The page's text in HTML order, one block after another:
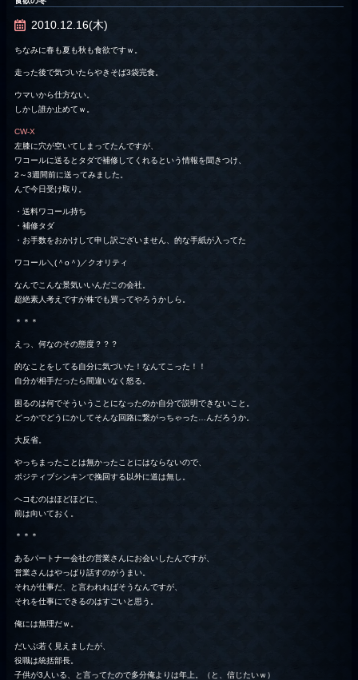
2010.12.16(木)
ちなみに春も夏も秋も食欲ですｗ。
走った後で気づいたらやきそば3袋完食。
ウマいから仕方ない。
しかし誰か止めてｗ。
CW-X
左膝に穴が空いてしまってたんですが、
ワコールに送るとタダで補修してくれるという情報を聞きつけ、
2～3週間前に送ってみました。
んで今日受け取り。
・送料ワコール持ち
・補修タダ
・お手数をおかけして申し訳ございません、的な手紙が入ってた
ワコール＼(＾o＾)／クオリティ
なんでこんな景気いいんだこの会社。
超絶素人考えですが株でも買ってやろうかしら。
＊＊＊
えっ、何なのその態度？？？
的なことをしてる自分に気づいた！なんてこった！！
自分が相手だったら間違いなく怒る。
困るのは何でそういうことになったのか自分で説明できないこと。
どっかでどうにかしてそんな回路に繋がっちゃった…んだろうか。
大反省。
やっちまったことは無かったことにはならないので、
ポジティブシンキンで挽回する以外に道は無し。
ヘコむのはほどほどに、
前は向いておく。
＊＊＊
あるパートナー会社の営業さんにお会いしたんですが、
営業さんはやっぱり話すのがうまい。
それが仕事だ、と言われればそうなんですが、
それを仕事にできるのはすごいと思う。
俺には無理だｗ。
だいぶ若く見えましたが、
役職は統括部長。
子供が3人いる、と言ってたので多分俺よりは年上。（と、信じたいｗ）